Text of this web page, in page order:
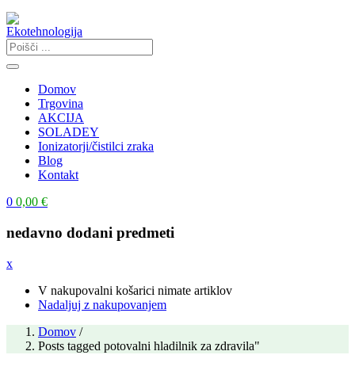
Domov
Trgovina
AKCIJA
SOLADEY
Ionizatorji/čistilci zraka
Blog
Kontakt
0 0,00 €
nedavno dodani predmeti
x
V nakupovalni košarici nimate artiklov
Nadaljuj z nakupovanjem
Domov /
Posts tagged potovalni hladilnik za zdravila"